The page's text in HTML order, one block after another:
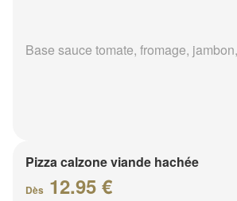
Base sauce tomate, fromage,
Pizza calzone viande hachée
Dès 12.95 €